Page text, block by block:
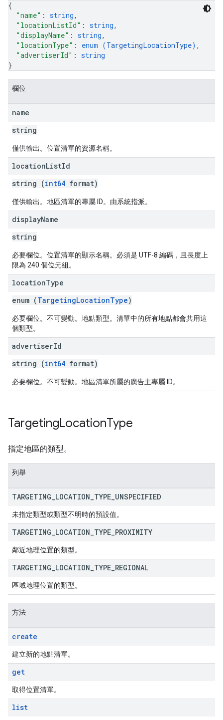
{
"name" : string,
"locationListId" : string,
"displayName" : string,
"locationType" : enum (TargetingLocationType) ,
"advertiserId" : string
}
欄位
name
string
僅供輸出。位置清單的資源名稱。
locationListId
string (int64 format)
僅供輸出。地區清單的專屬 ID。由系統指派。
displayName
string
必要欄位。位置清單的顯示名稱。必須是 UTF-8 編碼，且長度上
限為 240 個位元組。
locationType
enum (TargetingLocationType)
必要欄位。不可變動。地點類型。清單中的所有地點都會共用這
個類型。
advertiserId
string (int64 format)
必要欄位。不可變動。地區清單所屬的廣告主專屬 ID。
TargetingLocationType
指定地區的類型。
列舉
TARGETING LOCATION TYPE UNSPECIFIED
未指定類型或類型不明時的預設值。
TARGETING LOCATION TYPE PROXIMITY
鄰近地理位置的類型。
TARGETING LOCATION TYPE REGIONAL
區域地理位置的類型。
方法
create
建立新的地點清單。
get
取得位置清單。
list